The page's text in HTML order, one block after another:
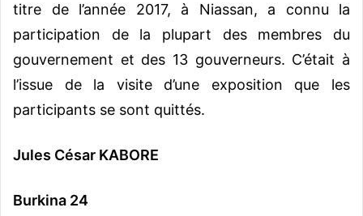
titre de l’année 2017, à Niassan, a connu la
participation de la plupart des membres du
gouvernement et des 13 gouverneurs. C’était à
l’issue de la visite d’une exposition que les
participants se sont quittés.
Jules César KABORE
Burkina 24